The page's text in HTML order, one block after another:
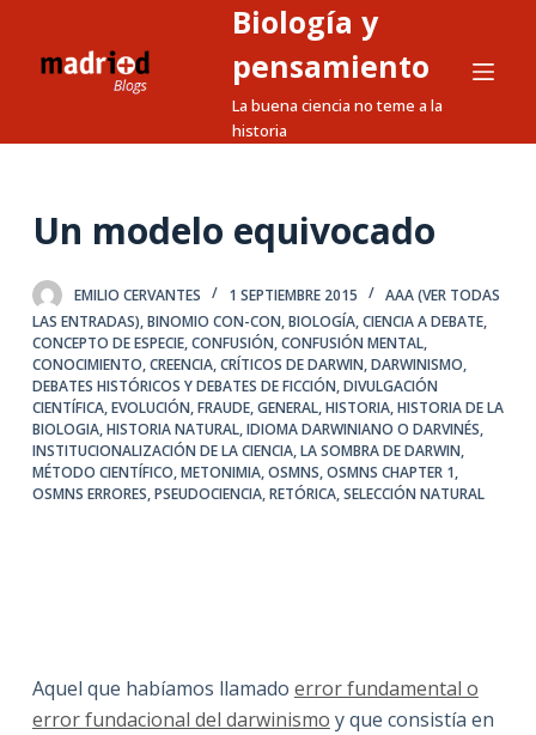
a
o
n
e
n
d
Biología y
pensamiento
La buena ciencia no teme a la
historia
Un modelo equivocado
EMILIO CERVANTES 1 SEPTIEMBRE 2015
AAA (VER TODAS
LAS ENTRADAS),BINOMIO CON-CON,BIOLOGÍA,CIENCIA A DEBATE,
CONCEPTO DE ESPECIE,CONFUSIÓN,CONFUSIÓN MENTAL,
CONOCIMIENTO,CREENCIA,CRÍTICOS DE DARWIN,DARWINISMO,
DEBATES HISTÓRICOS Y DEBATES DE FICCIÓN,DIVULGACIÓN
CIENTÍFICA,EVOLUCIÓN,FRAUDE,GENERAL,HISTORIA,HISTORIA DE LA
BIOLOGIA,HISTORIA NATURAL,IDIOMA DARWINIANO O DARVINÉS,
INSTITUCIONALIZACIÓN DE LA CIENCIA,LA SOMBRA DE DARWIN,
MÉTODO CIENTÍFICO,METONIMIA,OSMNS,OSMNS CHAPTER 1,
OSMNS ERRORES,PSEUDOCIENCIA,RETÓRICA,SELECCIÓN NATURAL
Aquel que habíamos llamado error fundamental o
error fundacional del darwinismo y que consistía en